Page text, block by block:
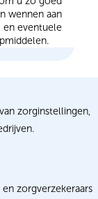
wennen aan
eventuele
zorginstellingen,
zorgverzekeraars